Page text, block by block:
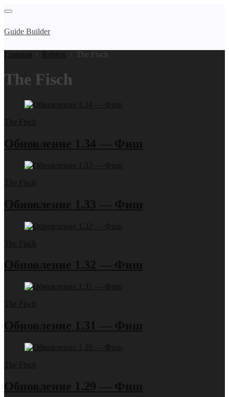
Guide Builder
Главная / Roblox / The Fisch
The Fisch
The Fisch
Обновление 1.34 — Фиш
The Fisch
Обновление 1.33 — Фиш
The Fisch
Обновление 1.32 — Фиш
The Fisch
Обновление 1.31 — Фиш
The Fisch
Обновление 1.29 — Фиш